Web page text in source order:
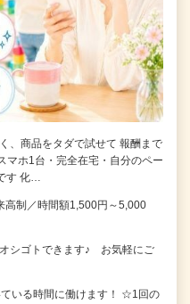
、商品をタダで試せて 報酬まで
マホ1台・完全在宅・自分のペー
す 化…
高制／時間額1,500円～5,000
シゴトできます♪ お気軽にご
いる時間に働けます！ ☆1回の